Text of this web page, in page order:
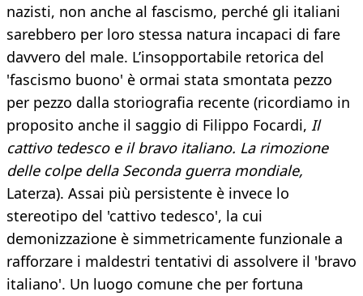
nazisti, non anche al fascismo, perché gli italiani
sarebbero per loro stessa natura incapaci di fare
davvero del male. L’insopportabile retorica del
'fascismo buono' è ormai stata smontata pezzo
per pezzo dalla storiografia recente (ricordiamo in
proposito anche il saggio di Filippo Focardi, Il
cattivo tedesco e il bravo italiano. La rimozione
delle colpe della Seconda guerra mondiale,
Laterza). Assai più persistente è invece lo
stereotipo del 'cattivo tedesco', la cui
demonizzazione è simmetricamente funzionale a
rafforzare i maldestri tentativi di assolvere il 'bravo
italiano'. Un luogo comune che per fortuna